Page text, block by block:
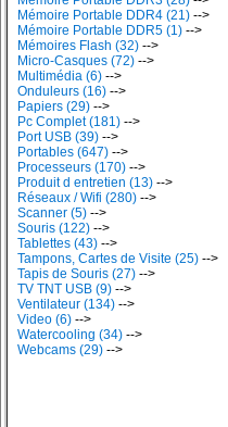
Mémoire Portable DDR4 (21) -->
Mémoire Portable DDR5 (1) -->
Mémoires Flash (32) -->
Micro-Casques (72) -->
Multimédia (6) -->
Onduleurs (16) -->
Papiers (29) -->
Pc Complet (181) -->
Port USB (39) -->
Portables (647) -->
Processeurs (170) -->
Produit d entretien (13) -->
Réseaux / Wifi (280) -->
Scanner (5) -->
Souris (122) -->
Tablettes (43) -->
Tampons, Cartes de Visite (25) -->
Tapis de Souris (27) -->
TV TNT USB (9) -->
Ventilateur (134) -->
Video (6) -->
Watercooling (34) -->
Webcams (29) -->